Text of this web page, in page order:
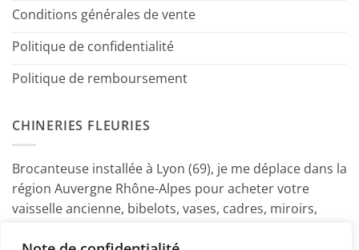
Conditions générales de vente
Politique de confidentialité
Politique de remboursement
CHINERIES FLEURIES
Brocanteuse installée à Lyon (69), je me déplace dans la
région Auvergne Rhône-Alpes pour acheter votre
vaisselle ancienne, bibelots, vases, cadres, miroirs,